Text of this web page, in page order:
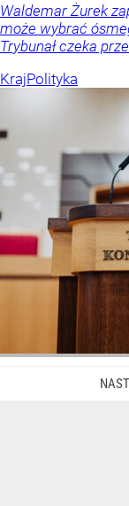
Waldemar Żurek
może wybrać
Trybunał czeka
KrajPolityka